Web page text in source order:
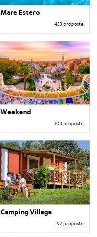
Mare Estero
433 proposte
Weekend
103 proposte
Camping Village
97 proposte